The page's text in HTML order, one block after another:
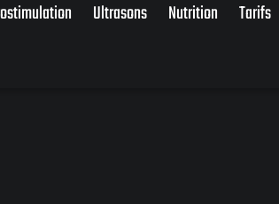
Ultrasons Nutrition Tarifs